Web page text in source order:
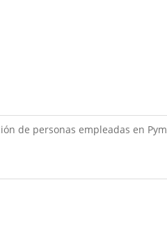
de personas empleadas en